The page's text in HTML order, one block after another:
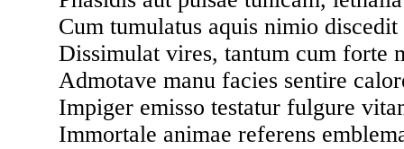
Cum tumulatus aquis nimio discedit
Dissimulat vires, tantum cum forte
Admotave manu facies sentire
Impiger emisso testatur fulgure
Immortale animae referens